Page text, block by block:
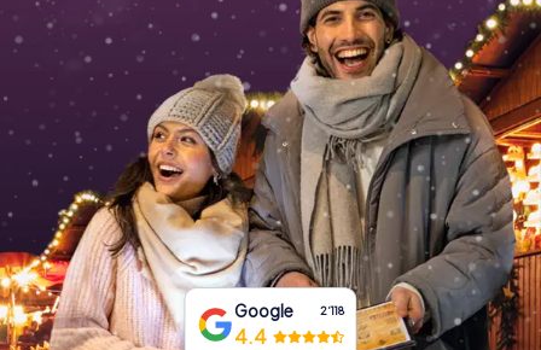
ES
UK
IT
NL
Tickets buchen
Gutscheine bestellen
Google 2‘118
4.4